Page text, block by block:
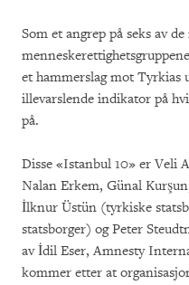
Som et angrep på seks av
et hammerslag mot Tyrkias
illevarslende indikator på
på.
Disse «Istanbul 10» er Veli
Nalan Erkem, Günal
İlknur Üstün (tyrkiske
statsborger) og Peter
av İdil Eser, Amnesty
kommer etter at